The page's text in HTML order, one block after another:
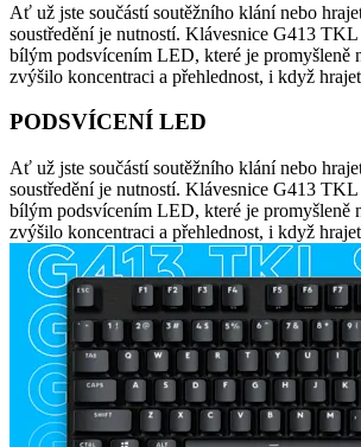
Ať už jste součástí soutěžního klání nebo
soustředění je nutností. Klávesnice G413
bílým podsvícením LED, které je promyšleně
zvýšilo koncentraci a přehlednost, i když
PODSVÍCENÍ LED
Ať už jste součástí soutěžního klání nebo
soustředění je nutností. Klávesnice G413
bílým podsvícením LED, které je promyšleně
zvýšilo koncentraci a přehlednost, i když